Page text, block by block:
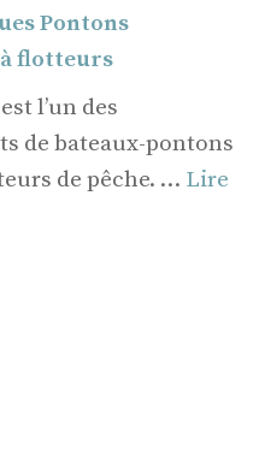
Pontons
flotteurs
l’un des
de bateaux-pontons
de pêche. … Lire